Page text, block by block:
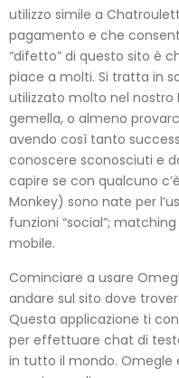
utilizzo simile a
pagamento e che
“difetto” di questo sito è
piace a molti. Si tratta in
utilizzato molto nel nostro
gemella, o almeno
avendo così tanto
conoscere sconosciuti e
capire se con qualcuno
Monkey) sono nate per
funzioni “social”;
mobile.
Cominciare a usare
andare sul sito dove
Questa applicazione ti
per effettuare chat di
in tutto il mondo.